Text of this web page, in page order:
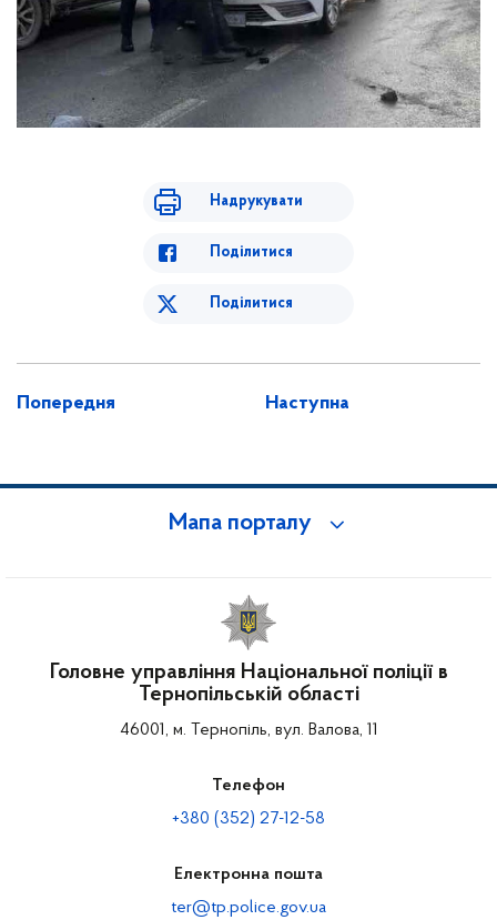
Надрукувати
Поділитися
Поділитися
Попередня Наступна
Мапа порталу
Головне управління Національної поліції в
Тернопільській області
46001, м. Тернопіль, вул. Валова, 11
Телефон
+380 (352) 27-12-58
Електронна пошта
ter@tp.police.gov.ua